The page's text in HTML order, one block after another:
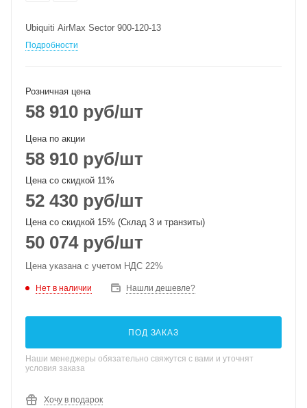
Ubiquiti AirMax Sector 900-120-13
Подробности
Розничная цена
58 910 руб/шт
Цена по акции
58 910 руб/шт
Цена со скидкой 11%
52 430 руб/шт
Цена со скидкой 15% (Склад 3 и транзиты)
50 074руб/шт
Цена указана с учетом НДС 22%
Нет в наличии Нашли дешевле?
ПОД ЗАКАЗ
Наши менеджеры обязательно свяжутся с вами и уточнят
условия заказа
Хочу в подарок